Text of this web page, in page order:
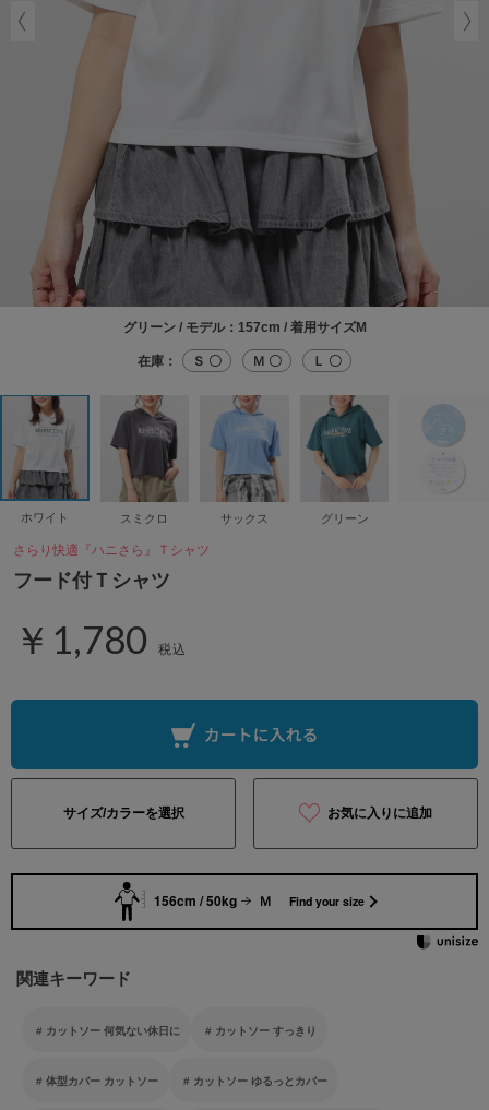
グリーン / モデル：157cm / 着用サイズM
在庫： Ｓ 〇 Ｍ 〇 Ｌ 〇
ホワイト スミクロ サックス グリーン
さらり快適『ハニさら』Ｔシャツ
フード付Ｔシャツ
￥1,780 税込
サイズ/カラーを選択 お気に入りに追加
156cm / 50kg Ｍ Find your size
関連キーワード
カットソー 何気ない休日に カットソー すっきり
体型カバー カットソー カットソー ゆるっとカバー